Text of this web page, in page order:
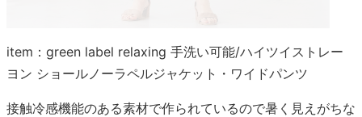
item：green label relaxing 手洗い可能/ハイツイストレー
ヨン ショールノーラペルジャケット・ワイドパンツ
接触冷感機能のある素材で作られているので暑く見えがちな